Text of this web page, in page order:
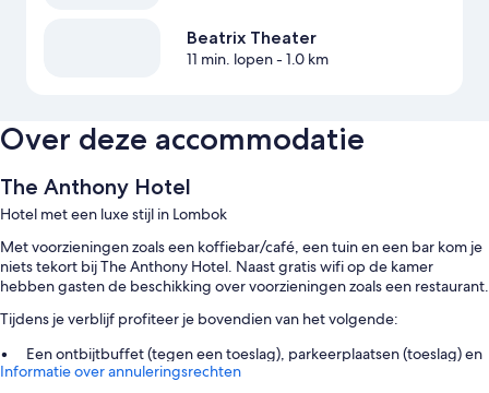
Beatrix Theater
11 min. lopen- 1.0 km
Over deze accommodatie
The Anthony Hotel
Hotel met een luxe stijl in Lombok
Met voorzieningen zoals een koffiebar/café, een tuin en een bar kom je
niets tekort bij The Anthony Hotel. Naast gratis wifi op de kamer
hebben gasten de beschikking over voorzieningen zoals een restaurant.
Tijdens je verblijf profiteer je bovendien van het volgende:
Een ontbijtbuffet (tegen een toeslag), parkeerplaatsen (toeslag) en
een 24-uurs receptie
Informatie over annuleringsrechten